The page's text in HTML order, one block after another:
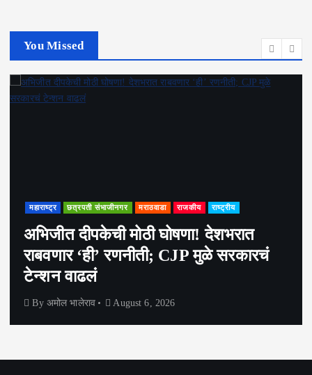
You Missed
महाराष्ट्र छत्रपती संभाजीनगर मराठवाडा राजकीय राष्ट्रीय
अभिजीत दीपकेची मोठी घोषणा! देशभरात
राबवणार ‘ही’ रणनीती; CJP मुळे सरकारचं
टेन्शन वाढलं
By अमोल भालेराव August 6, 2026